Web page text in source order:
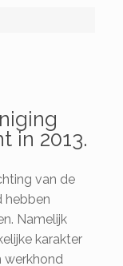
in 2013.
van de
hebben
Namelijk
karakter
werkhond